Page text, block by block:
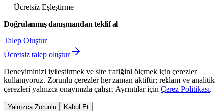
— Ücretsiz Eşleştirme
Doğrulanmış danışmandan teklif al
Talep Oluştur
Ücretsiz talep oluştur
Deneyiminizi iyileştirmek ve site trafiğini ölçmek için çerezler
kullanıyoruz. Zorunlu çerezler her zaman aktiftir; reklam ve analitik
çerezleri yalnızca onayınızla çalışır. Ayrıntılar için Çerez Politikası.
Yalnızca Zorunlu Kabul Et